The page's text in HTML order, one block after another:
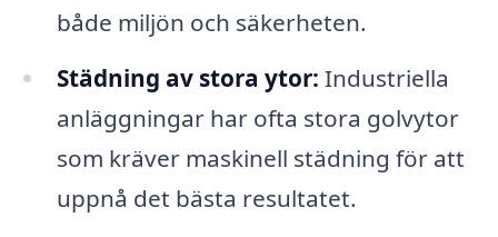
både miljön och säkerheten.
Städning av stora ytor: Industriella
anläggningar har ofta stora golvytor
som kräver maskinell städning för att
uppnå det bästa resultatet.